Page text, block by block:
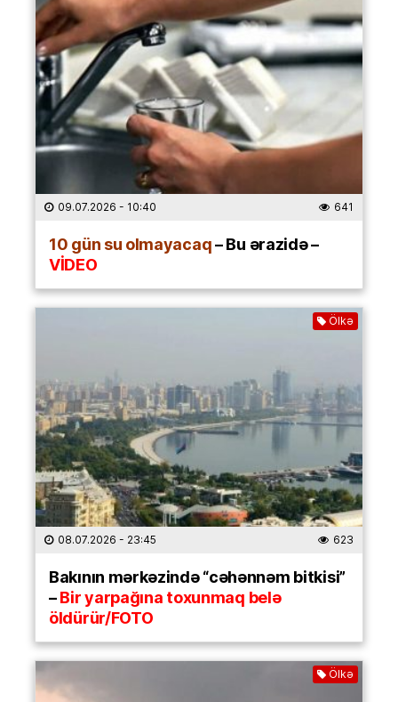
09.07.2026 - 10:40 641
10 gün su olmayacaq– Bu ərazidə –
VİDEO
Ölkə
08.07.2026 - 23:45 623
Bakının mərkəzində “cəhənnəm bitkisi”
–Bir yarpağına toxunmaq belə
öldürür/FOTO
Ölkə